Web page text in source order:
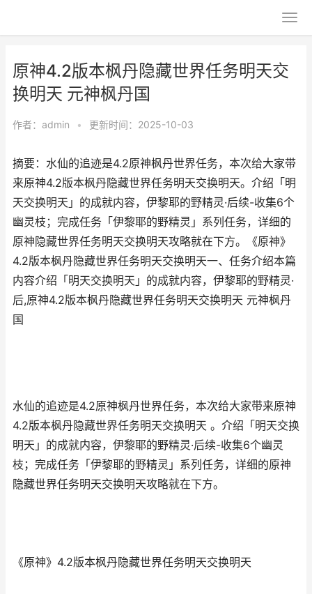
原神4.2版本枫丹隐藏世界任务明天交
换明天 元神枫丹国
作者： admin • 更新时间：2025-10-03
摘要：水仙的追迹是4.2原神枫丹世界任务，本次给大家带
来原神4.2版本枫丹隐藏世界任务明天交换明天。介绍「明
天交换明天」的成就内容，伊黎耶的野精灵·后续-收集6个
幽灵枝；完成任务「伊黎耶的野精灵」系列任务，详细的
原神隐藏世界任务明天交换明天攻略就在下方。《原神》
4.2版本枫丹隐藏世界任务明天交换明天一、任务介绍本篇
内容介绍「明天交换明天」的成就内容，伊黎耶的野精灵·
后,原神4.2版本枫丹隐藏世界任务明天交换明天 元神枫丹
国
水仙的追迹是4.2原神枫丹世界任务，本次给大家带来原神
4.2版本枫丹隐藏世界任务明天交换明天 。介绍「明天交换
明天」的成就内容，伊黎耶的野精灵·后续-收集6个幽灵
枝；完成任务「伊黎耶的野精灵」系列任务，详细的原神
隐藏世界任务明天交换明天攻略就在下方。
《原神》4.2版本枫丹隐藏世界任务明天交换明天